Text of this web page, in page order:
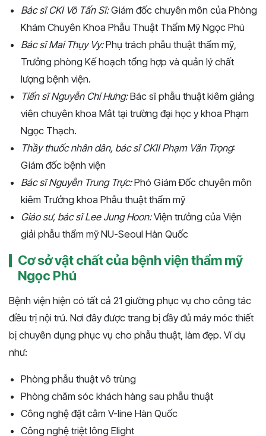
Bác sĩ CKI Võ Tấn Sĩ:Giám đốc chuyên môn của Phòng
Khám Chuyên Khoa Phẫu Thuật Thẩm Mỹ Ngọc Phú
Bác sĩ Mai Thụy Vy:Phụ trách phẫu thuật thẩm mỹ,
Trưởng phòng Kế hoạch tổng hợp và quản lý chất
lượng bệnh viện.
Tiến sĩ Nguyễn Chí Hưng:Bác sĩ phẫu thuật kiêm giảng
viên chuyên khoa Mắt tại trường đại học y khoa Phạm
Ngọc Thạch.
Thầy thuốc nhân dân, bác sĩ CKII Phạm Văn Trọng:
Giám đốc bệnh viện
Bác sĩ Nguyễn Trung Trực:Phó Giám Đốc chuyên môn
kiêm Trưởng khoa Phẫu thuật thẩm mỹ
Giáo sư, bác sĩ Lee Jung Hoon:Viện trưởng của Viện
giải phẫu thẩm mỹ NU-Seoul Hàn Quốc
Cơ sở vật chất của bệnh viện thẩm mỹ
Ngọc Phú
Bệnh viện hiện có tất cả 21 giường phục vụ cho công tác
điều trị nội trú. Nơi đây được trang bị đầy đủ máy móc thiết
bị chuyên dụng phục vụ cho phẫu thuật, làm đẹp. Ví dụ
như:
Phòng phẫu thuật vô trùng
Phòng chăm sóc khách hàng sau phẫu thuật
Công nghệ đặt cằm V-line Hàn Quốc
Công nghệ triệt lông Elight